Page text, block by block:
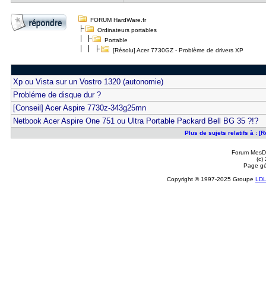
FORUM HardWare.fr
Ordinateurs portables
Portable
[Résolu] Acer 7730GZ - Problème de drivers XP
Xp ou Vista sur un Vostro 1320 (autonomie)
Probléme de disque dur ?
[Conseil] Acer Aspire 7730z-343g25mn
Netbook Acer Aspire One 751 ou Ultra Portable Packard Bell BG 35 ?!?
Plus de sujets relatifs à :
Forum
(c)
Page
Copyright © 1997-2025 Groupe